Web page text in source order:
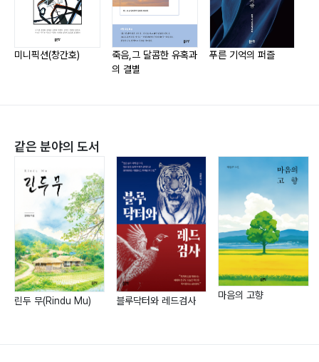
090 당나귀 귀 김아가다
096 도둑맞은 아내 남명희
102 두 세기에 걸친 연극 이만주
111 뚜언이 사는 법 윤영
미니픽션 달빛 모자이크
118 모기에게 빌고 있는 잔비 이춘
124 사후 잔치 이진훈
129 성자와 불효자 김석진
133 설핏, 꽃처럼 피어났다 한상준
141 숨어 있는 설득자 2 김민효
152 시인과 솔로몬의 복음 구자명
158 아포칼립토 이성우
미니픽션(창간호)
죽음,그 달콤한 유혹과
의 결별
푸른 기억의 퍼즐
같은 분야의 도서
린두 무(Rindu Mu) 블루닥터와 레드검사 마음의 고향